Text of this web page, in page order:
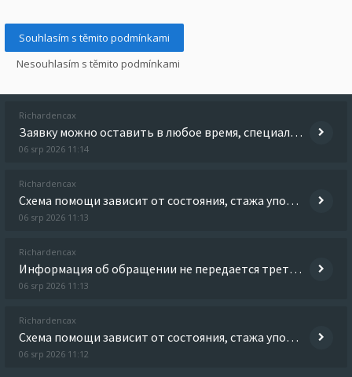
Richardencax
Заявку можно оставить в любое время, специалист быстро сориентирует по дальнейшим действиям. Получить дополнительную ин
06 srp 2026 11:14
Richardencax
Схема помощи зависит от состояния, стажа употребления, противопоказаний и дальнейших целей лечения. Детальнее - скорая
06 srp 2026 11:13
Richardencax
Информация об обращении не передается третьим лицам, а детали лечения обсуждаются только с пациентом. Получить больше и
06 srp 2026 11:13
Richardencax
Схема помощи зависит от состояния, стажа употребления, противопоказаний и дальнейших целей лечения. Получить больше инф
06 srp 2026 11:12